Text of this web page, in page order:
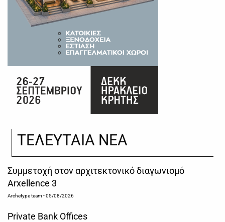
ΤΕΛΕΥΤΑΙΑ ΝΕΑ
Συμμετοχή στον αρχιτεκτονικό διαγωνισμό
Arxellence 3
Archetype team- 05/08/2026
Private Bank Offices